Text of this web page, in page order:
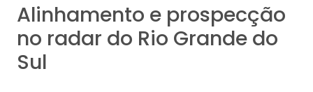
Alinhamento e prospecção
no radar do Rio Grande do
Sul